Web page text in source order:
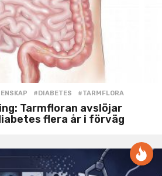
#DIABETES ,#TARMFLORA
Tarmfloran avslöjar
flera år i förväg